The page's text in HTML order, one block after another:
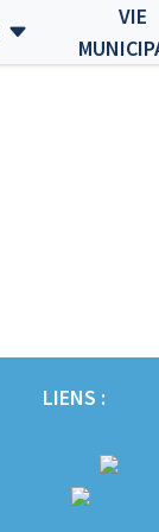
VIE
LIENS :